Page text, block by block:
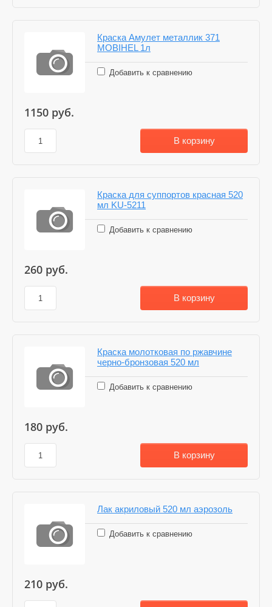
Краска Амулет металлик 371
MOBIHEL 1л
Добавить к сравнению
1150 руб.
В корзину
Краска для суппортов красная 520
мл KU-5211
Добавить к сравнению
260 руб.
В корзину
Краска молотковая по ржавчине
черно-бронзовая 520 мл
Добавить к сравнению
180 руб.
В корзину
Лак акриловый 520 мл аэрозоль
Добавить к сравнению
210 руб.